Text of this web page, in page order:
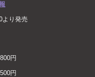
より発売
円
円